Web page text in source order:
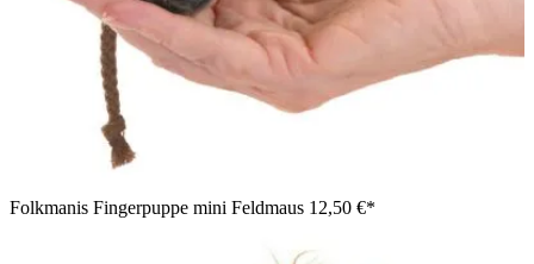
Folkmanis Fingerpuppe mini Feldmaus 12,50 €*